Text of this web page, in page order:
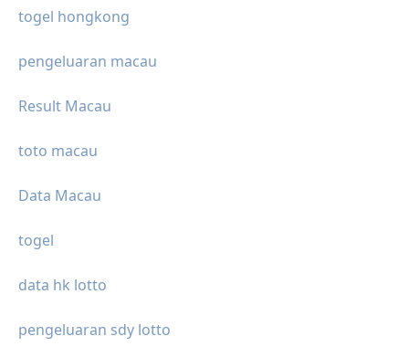
togel hongkong
pengeluaran macau
Result Macau
toto macau
Data Macau
togel
data hk lotto
pengeluaran sdy lotto